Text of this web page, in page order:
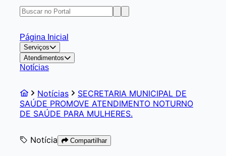
Página Inicial
Serviços
Atendimentos
Notícias
Notícias
SECRETARIA MUNICIPAL DE
SAÚDE PROMOVE ATENDIMENTO NOTURNO
DE SAÚDE PARA MULHERES.
Notícia Compartilhar